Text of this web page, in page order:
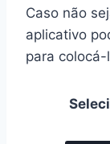
Caso não
aplicativo
para